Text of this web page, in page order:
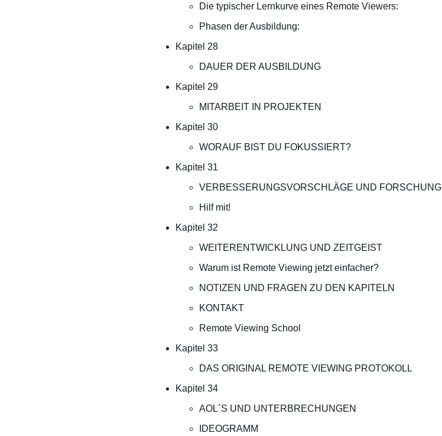
Die typischer Lernkurve eines Remote Viewers:
Phasen der Ausbildung:
Kapitel 28
DAUER DER AUSBILDUNG
Kapitel 29
MITARBEIT IN PROJEKTEN
Kapitel 30
WORAUF BIST DU FOKUSSIERT?
Kapitel 31
VERBESSERUNGSVORSCHLÄGE UND FORSCHUNG
Hilf mit!
Kapitel 32
WEITERENTWICKLUNG UND ZEITGEIST
Warum ist Remote Viewing jetzt einfacher?
NOTIZEN UND FRAGEN ZU DEN KAPITELN
KONTAKT
Remote Viewing School
Kapitel 33
DAS ORIGINAL REMOTE VIEWING PROTOKOLL
Kapitel 34
AOL´S UND UNTERBRECHUNGEN
IDEOGRAMM